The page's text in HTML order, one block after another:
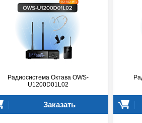
Радиосистема Октава OWS-
U1200D01L02
Заказать